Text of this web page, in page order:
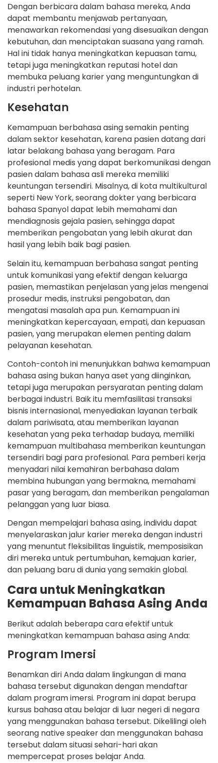
Dengan berbicara dalam bahasa mereka, Anda
dapat membantu menjawab pertanyaan,
menawarkan rekomendasi yang disesuaikan dengan
kebutuhan, dan menciptakan suasana yang ramah.
Hal ini tidak hanya meningkatkan kepuasan tamu,
tetapi juga meningkatkan reputasi hotel dan
membuka peluang karier yang menguntungkan di
industri perhotelan.
Kesehatan
Kemampuan berbahasa asing semakin penting
dalam sektor kesehatan, karena pasien datang dari
latar belakang bahasa yang beragam. Para
profesional medis yang dapat berkomunikasi dengan
pasien dalam bahasa asli mereka memiliki
keuntungan tersendiri. Misalnya, di kota multikultural
seperti New York, seorang dokter yang berbicara
bahasa Spanyol dapat lebih memahami dan
mendiagnosis gejala pasien, sehingga dapat
memberikan pengobatan yang lebih akurat dan
hasil yang lebih baik bagi pasien.
Selain itu, kemampuan berbahasa sangat penting
untuk komunikasi yang efektif dengan keluarga
pasien, memastikan penjelasan yang jelas mengenai
prosedur medis, instruksi pengobatan, dan
mengatasi masalah apa pun. Kemampuan ini
meningkatkan kepercayaan, empati, dan kepuasan
pasien, yang merupakan elemen penting dalam
pelayanan kesehatan.
Contoh-contoh ini menunjukkan bahwa kemampuan
bahasa asing bukan hanya aset yang diinginkan,
tetapi juga merupakan persyaratan penting dalam
berbagai industri. Baik itu memfasilitasi transaksi
bisnis internasional, menyediakan layanan terbaik
dalam pariwisata, atau memberikan layanan
kesehatan yang peka terhadap budaya, memiliki
kemampuan multibahasa memberikan keuntungan
tersendiri bagi para profesional. Para pemberi kerja
menyadari nilai kemahiran berbahasa dalam
membina hubungan yang bermakna, memahami
pasar yang beragam, dan memberikan pengalaman
pelanggan yang luar biasa.
Dengan mempelajari bahasa asing, individu dapat
menyelaraskan jalur karier mereka dengan industri
yang menuntut fleksibilitas linguistik, memposisikan
diri mereka untuk pertumbuhan, kemajuan karier,
dan peluang baru di dunia yang semakin global.
Cara untuk Meningkatkan
Kemampuan Bahasa Asing Anda
Berikut adalah beberapa cara efektif untuk
meningkatkan kemampuan bahasa asing Anda:
Program Imersi
Benamkan diri Anda dalam lingkungan di mana
bahasa tersebut digunakan dengan mendaftar
dalam program imersi. Program ini dapat berupa
kursus bahasa atau belajar di luar negeri di negara
yang menggunakan bahasa tersebut. Dikelilingi oleh
seorang native speaker dan menggunakan bahasa
tersebut dalam situasi sehari-hari akan
mempercepat proses belajar Anda.